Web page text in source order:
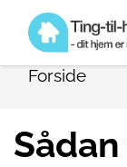
Forside